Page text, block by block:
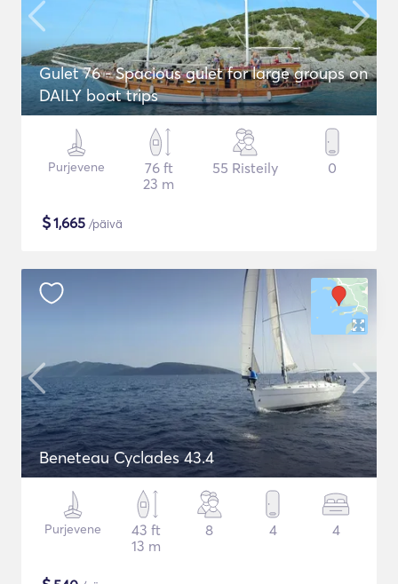
Gulet 76 - Spacious gulet for large groups on
DAILY boat trips
Purjevene
76 ft
23 m
55 Risteily 0
$1,665 /päivä
Beneteau Cyclades 43.4
Purjevene
43 ft
13 m
8 4 4